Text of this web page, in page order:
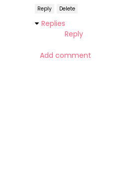
Reply Delete
Replies
Reply
Add comment